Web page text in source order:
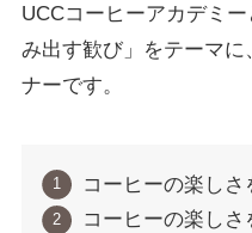
UCCコーヒーアカデミ
み出す歓び」をテーマに
ナーです。
コーヒーの楽し
コーヒーの楽し